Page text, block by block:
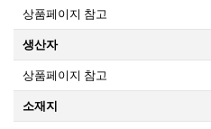
상품페이지 참고
생산자
상품페이지 참고
소재지